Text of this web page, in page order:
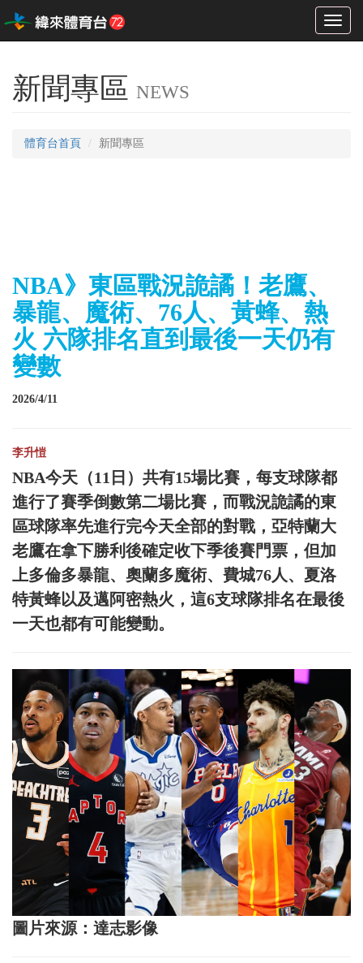
Toggle
新聞專區 NEWS
體育台首頁 新聞專區
NBA》東區戰況詭譎！老鷹、
暴龍、魔術、76人、黃蜂、熱
火 六隊排名直到最後一天仍有
變數
2026/4/11
李升愷
NBA今天（11日）共有15場比賽，每支球隊都
進行了賽季倒數第二場比賽，而戰況詭譎的東
區球隊率先進行完今天全部的對戰，亞特蘭大
老鷹在拿下勝利後確定收下季後賽門票，但加
上多倫多暴龍、奧蘭多魔術、費城76人、夏洛
特黃蜂以及邁阿密熱火，這6支球隊排名在最後
一天也都有可能變動。
圖片來源：達志影像